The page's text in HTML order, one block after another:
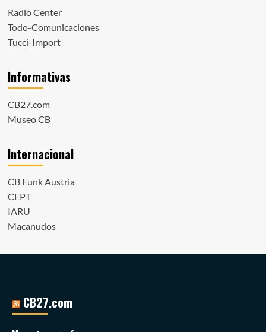
Radio Center
Todo-Comunicaciones
Tucci-Import
Informativas
CB27.com
Museo CB
Internacional
CB Funk Austria
CEPT
IARU
Macanudos
CB27.com